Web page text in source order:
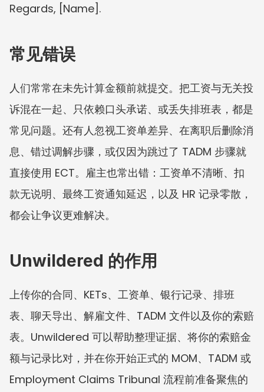
Regards, [Name].
常见错误
人们常常在未先计算金额前就提交。把工资与无关投
诉混在一起、只依赖口头承诺、或丢失排班表，都是
常见问题。还有人忽视工资单差异、在离职后删除消
息、错过调解步骤，或仅因为跳过了 TADM 步骤就
直接使用 ECT。雇主也常出错：工资单不清晰、扣
款无说明、最终工资通知延迟，以及 HR 记录零散，
都会让争议更难解决。
Unwildered 的作用
上传你的合同、KETs、工资单、银行记录、排班
表、聊天导出、解雇文件、TADM 文件以及你的索赔
表。Unwildered 可以帮助整理证据、将你的索赔金
额与记录比对，并在你开始正式的 MOM、TADM 或
Employment Claims Tribunal 流程前准备聚焦的